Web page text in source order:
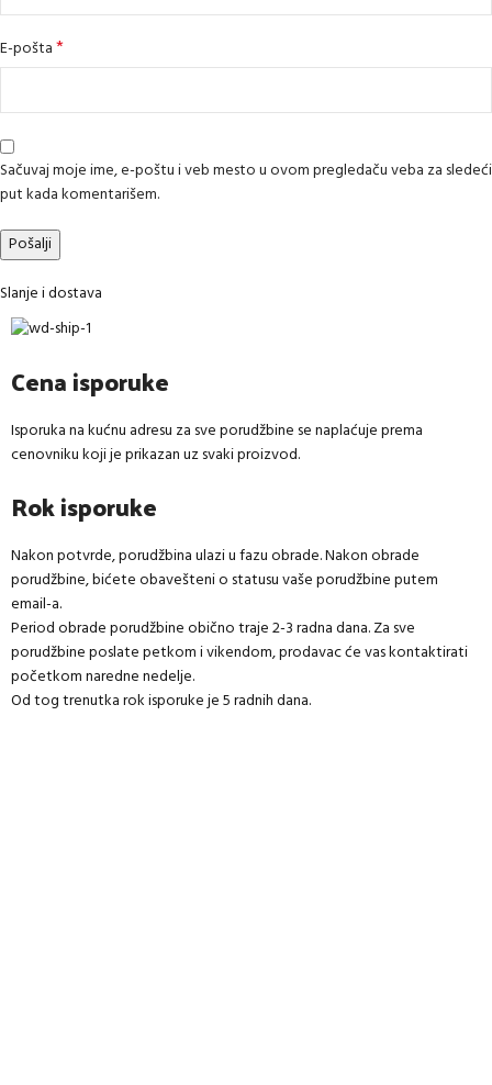
E-pošta*
Sačuvaj moje ime, e-poštu i veb mesto u ovom pregledaču veba za sledeći
put kada komentarišem.
Slanje i dostava
Cena isporuke
Isporuka na kućnu adresu za sve porudžbine se naplaćuje prema
cenovniku koji je prikazan uz svaki proizvod.
Rok isporuke
Nakon potvrde, porudžbina ulazi u fazu obrade. Nakon obrade
porudžbine, bićete obavešteni o statusu vaše porudžbine putem
email-a.
Period obrade porudžbine obično traje 2-3 radna dana. Za sve
porudžbine poslate petkom i vikendom, prodavac će vas kontaktirati
početkom naredne nedelje.
Od tog trenutka rok isporuke je 5 radnih dana.